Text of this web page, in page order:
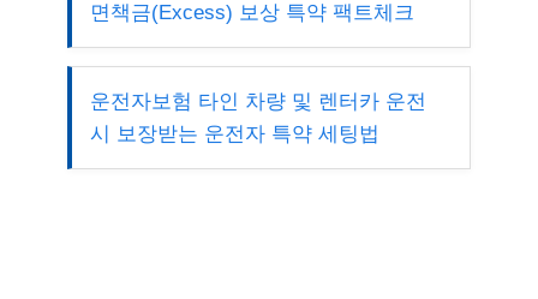
면책금(Excess) 보상 특약 팩트체크
운전자보험 타인 차량 및 렌터카 운전
시 보장받는 운전자 특약 세팅법